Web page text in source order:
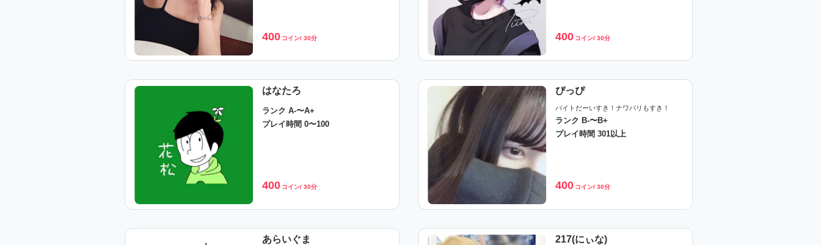
400 コイン/ 30分 400 コイン/ 30分
はなたろ
ランク A-〜A+
プレイ時間 0〜100
400 コイン/ 30分
ぴっぴ
バイトだーいすき！ナワバリもすき！
ランク B-〜B+
プレイ時間 301以上
400 コイン/ 30分
あらいぐま 217(にぃな)